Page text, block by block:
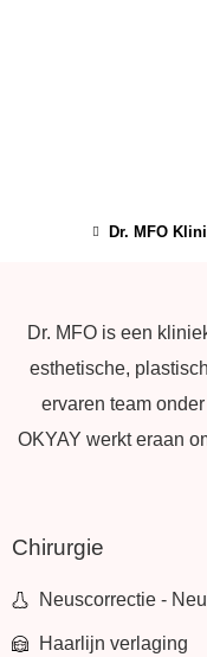
Dr. MFO
Dr. MFO is een
esthetische,
ervaren team
OKYAY werkt eraan
Chirurgie
Neuscorrectie -
Haarlijn verlaging